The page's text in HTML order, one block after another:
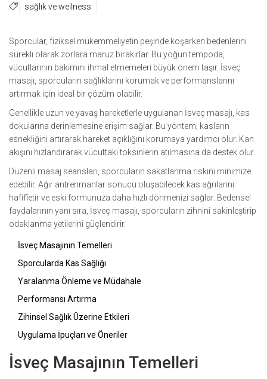
sağlık ve wellness
Sporcular, fiziksel mükemmeliyetin peşinde koşarken bedenlerini
sürekli olarak zorlara maruz bırakırlar. Bu yoğun tempoda,
vücutlarının bakımını ihmal etmemeleri büyük önem taşır. İsveç
masajı, sporcuların sağlıklarını korumak ve performanslarını
artırmak için ideal bir çözüm olabilir.
Genellikle uzun ve yavaş hareketlerle uygulanan İsveç masajı, kas
dokularına derinlemesine erişim sağlar. Bu yöntem, kasların
esnekliğini artırarak hareket açıklığını korumaya yardımcı olur. Kan
akışını hızlandırarak vücuttaki toksinlerin atılmasına da destek olur.
Düzenli masaj seansları, sporcuların sakatlanma riskini minimize
edebilir. Ağır antrenmanlar sonucu oluşabilecek kas ağrılarını
hafifletir ve eski formunuza daha hızlı dönmenizi sağlar. Bedensel
faydalarının yanı sıra, İsveç masajı, sporcuların zihnini sakinleştirip
odaklanma yetilerini güçlendirir.
İsveç Masajının Temelleri
Sporcularda Kas Sağlığı
Yaralanma Önleme ve Müdahale
Performansı Artırma
Zihinsel Sağlık Üzerine Etkileri
Uygulama İpuçları ve Öneriler
İsveç Masajının Temelleri